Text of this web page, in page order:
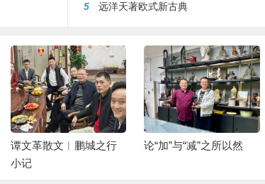
5
远洋天著欧式新古典
谭文革散文︱鹏城之行
小记
论“加”与“减”之所以然